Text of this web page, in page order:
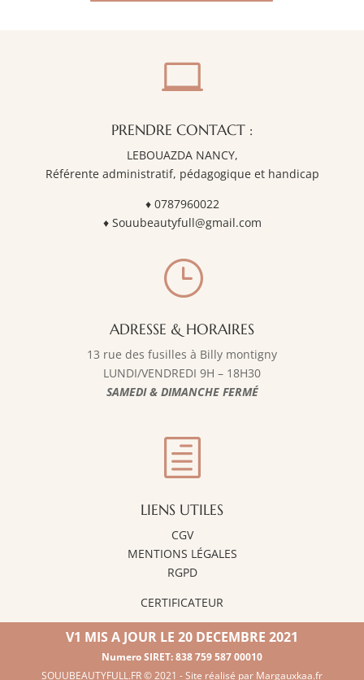

PRENDRE CONTACT :
LEBOUAZDA NANCY,
Référente administratif, pédagogique et handicap
♦ 0787960022
♦ Souubeautyfull@gmail.com
}
ADRESSE & HORAIRES
13 rue des fusilles à Billy montigny
LUNDI/VENDREDI 9H – 18H30
SAMEDI & DIMANCHE FERMÉ
h
LIENS UTILES
CGV
MENTIONS LÉGALES
RGPD
CERTIFICATEUR
V1 MIS A JOUR LE 20 DECEMBRE 2021
Numero SIRET: 838 759 587 00010
SOUUBEAUTYFULL.FR © 2021 - Site réalisé par Margauxkaa.fr